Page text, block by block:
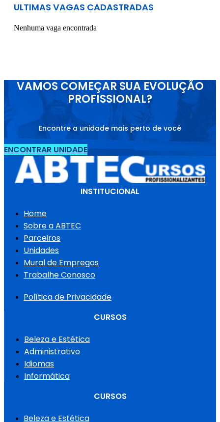
ULTIMAS VAGAS CADASTRADAS
Nenhuma vaga encontrada
VAMOS COMEÇAR SUA EVOLUÇÃO
PROFISSIONAL?
Encontre a unidade mais perto de você
ENCONTRAR UNIDADE
INSTITUCIONAL
Home
Sobre a ABTEC
Parceiros
Unidades
Mural de Empregos
Trabalhe Conosco
Política de Privacidade
CURSOS
Beleza e Estética
Administrativo
Idiomas
Informática
CURSOS
Beleza e Estética